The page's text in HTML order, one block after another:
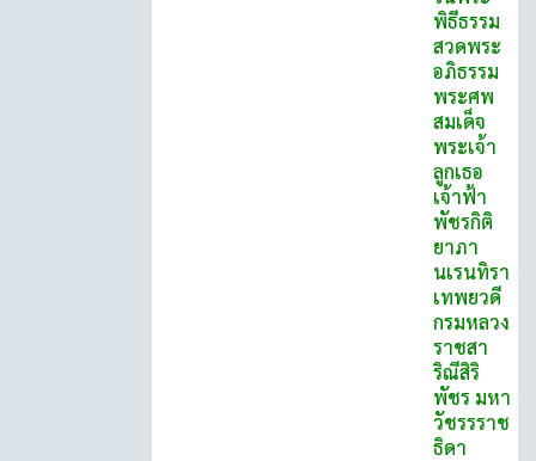
พิธีธรรม
สวดพระ
อภิธรรม
พระศพ
สมเด็จ
พระเจ้า
ลูกเธอ
เจ้าฟ้า
พัชรกิติ
ยาภา
นเรนทิรา
เทพยวดี
กรมหลวง
ราชสา
ริณีสิริ
พัชร มหา
วัชรรราช
ธิดา